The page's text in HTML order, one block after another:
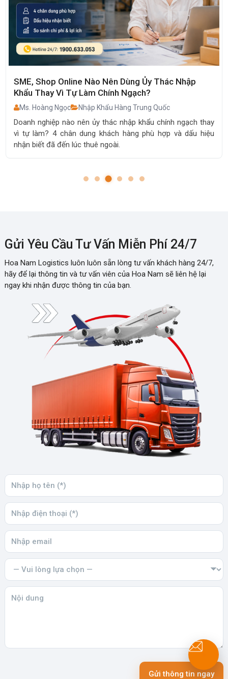
TOP 10 Hãng Nồi Chiên Không Dầu Trung Quốc
Đáng Mua Nhất 2026: Bền, Đẹp, Giá Tốt
Ms. Hoàng Ngọc Nguồn Hàng Trung Quốc
Khám phá TOP 10 thương hiệu nồi chiên không dầu Trung
Quốc đáng mua năm 2026. So sánh ưu nhược điểm, giá bán
và kinh nghiệm nhập hàng chính ngạch.
Gửi Yêu Cầu Tư Vấn Miễn Phí 24/7
Hoa Nam Logistics luôn luôn sẵn lòng tư vấn khách hàng 24/7,
hãy để lại thông tin và tư vấn viên của Hoa Nam sẽ liên hệ lại
ngay khi nhận được thông tin của bạn.
Gửi thông tin ngay